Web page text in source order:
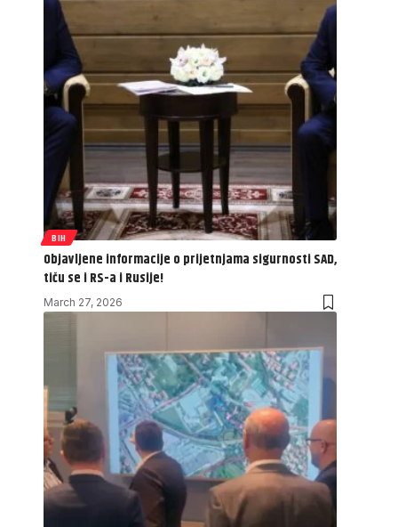
BIH
Objavljene informacije o prijetnjama sigurnosti SAD,
tiču se i RS-a i Rusije!
March 27, 2026